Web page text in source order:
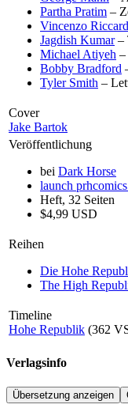
Partha Pratim –
Vincenzo
Jagdish Kumar–
Michael Atiyeh –
Bobby Bradford
Tyler Smith –
Cover
Jake Bartok
Veröffentlichung
bei Dark Horse
launch
Heft, 32 Seiten
$4,99 USD
Reihen
Die Hohe
The High
Timeline
Hohe Republik (362
Verlagsinfo
Übersetzung anzeigen